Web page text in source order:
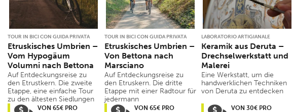
TOUR IN BICI CON GUIDA PRIVATA
Etruskisches Umbrien –
Vom Hypogäum
Volumni nach Bettona
Auf Entdeckungsreise zu
den Etrustkern. Die zweite
Etappe, eine einfache Tour
zu den ältesten Siedlungen
VON 65€ PRO
TOUR IN BICI CON GUIDA PRIVATA
Etruskisches Umbrien –
Von Bettona nach
Marsciano
Auf Entdeckungsreise zu
den Etruskern. Die dritte
Etappe mit einer Radtour für
jedermann
VON 65€ PRO
LABORATORIO ARTIGIANALE
Keramik aus Deruta –
Drechselwerkstatt und
Malerei
Eine Werkstatt, um die
handwerklichen Techniken
von Deruta zu entdecken
VON 30€ PRO